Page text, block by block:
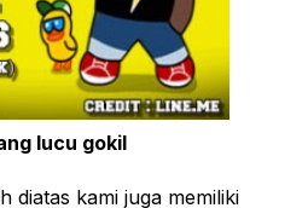
lucu gokil
diatas kami juga memiliki